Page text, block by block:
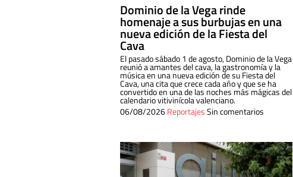
Dominio de la Vega rinde
homenaje a sus burbujas en una
nueva edición de la Fiesta del
Cava
El pasado sábado 1 de agosto, Dominio de la Vega
reunió a amantes del cava, la gastronomía y la
música en una nueva edición de su Fiesta del
Cava, una cita que crece cada año y que se ha
convertido en una de las noches más mágicas del
calendario vitivinícola valenciano.
06/08/2026ReportajesSin comentarios